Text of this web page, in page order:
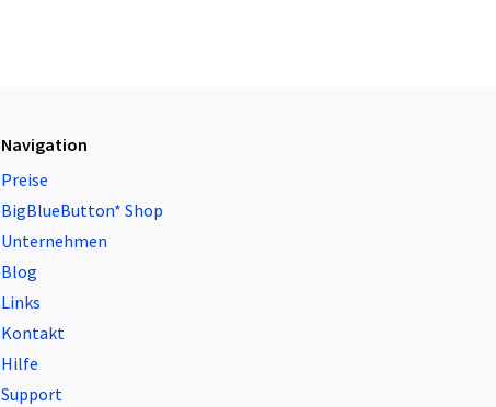
Navigation
Preise
BigBlueButton* Shop
Unternehmen
Blog
Links
Kontakt
Hilfe
Support